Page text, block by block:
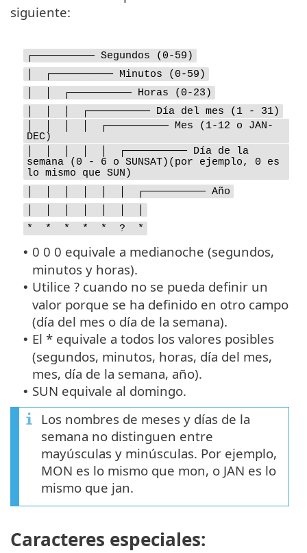
siguiente:
┌────────── Segundos (0-59)
│ ┌────────── Minutos (0-59)
│ │ ┌────────── Horas (0-23)
│ │ │ ┌────────── Día del mes (1 - 31)
│ │ │ │ ┌────────── Mes (1-12 o JAN-
DEC)
│ │ │ │ │ ┌────────── Día de la
semana (0 - 6 o SUNSAT)(por ejemplo, 0 es
lo mismo que SUN)
│ │ │ │ │ │ ┌────────── Año
* * * * * ? *
• 0 0 0 equivale a medianoche (segundos,
minutos y horas).
• Utilice ? cuando no se pueda definir un
valor porque se ha definido en otro campo
(día del mes o día de la semana).
• El * equivale a todos los valores posibles
(segundos, minutos, horas, día del mes,
mes, día de la semana, año).
• SUN equivale al domingo.
Los nombres de meses y días de la
semana no distinguen entre
mayúsculas y minúsculas. Por ejemplo,
MON es lo mismo que mon, o JAN es lo
mismo que jan.
Caracteres especiales: